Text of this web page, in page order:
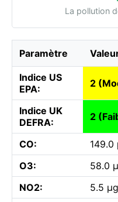
La pollution
Paramètre
Indice US
EPA:
2
Indice UK
DEFRA:
2
CO:
149.0
O3:
58.0
NO2:
5.5